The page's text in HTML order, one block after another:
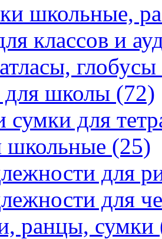
школьные,
классов и
глобусы
школы (72)
сумки для
школьные (25)
для
для
ранцы, сумки